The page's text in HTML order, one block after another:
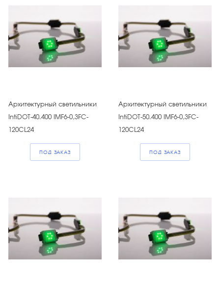
Архитектурный светильники
IntiDOT-40.400 IMF6-0,3FC-
120CL24
ПОД ЗАКАЗ
Архитектурный светильники
IntiDOT-50.400 IMF6-0,3FC-
120CL24
ПОД ЗАКАЗ